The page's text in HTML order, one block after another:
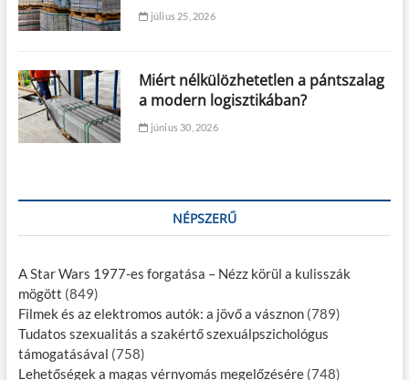
július 25, 2026
Miért nélkülözhetetlen a pántszalag
a modern logisztikában?
június 30, 2026
NÉPSZERŰ
A Star Wars 1977-es forgatása – Nézz körül a kulisszák
mögött (849)
Filmek és az elektromos autók: a jövő a vásznon (789)
Tudatos szexualitás a szakértő szexuálpszichológus
támogatásával (758)
Lehetőségek a magas vérnyomás megelőzésére (748)